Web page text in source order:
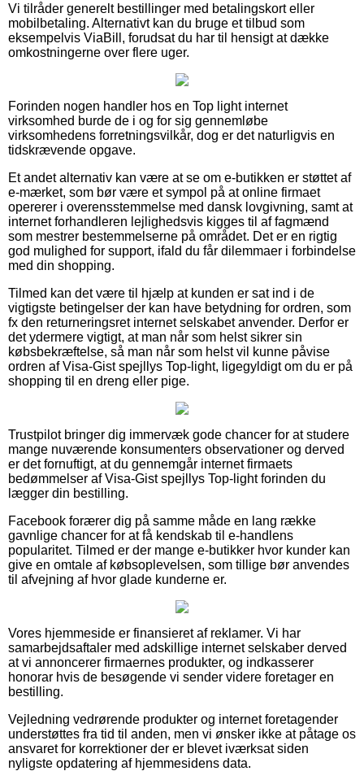
Vi tilråder generelt bestillinger med betalingskort eller
mobilbetaling. Alternativt kan du bruge et tilbud som
eksempelvis ViaBill, forudsat du har til hensigt at dække
omkostningerne over flere uger.
Forinden nogen handler hos en Top light internet
virksomhed burde de i og for sig gennemløbe
virksomhedens forretningsvilkår, dog er det naturligvis en
tidskrævende opgave.
Et andet alternativ kan være at se om e-butikken er støttet af
e-mærket, som bør være et sympol på at online firmaet
opererer i overensstemmelse med dansk lovgivning, samt at
internet forhandleren lejlighedsvis kigges til af fagmænd
som mestrer bestemmelserne på området. Det er en rigtig
god mulighed for support, ifald du får dilemmaer i forbindelse
med din shopping.
Tilmed kan det være til hjælp at kunden er sat ind i de
vigtigste betingelser der kan have betydning for ordren, som
fx den returneringsret internet selskabet anvender. Derfor er
det ydermere vigtigt, at man når som helst sikrer sin
købsbekræftelse, så man når som helst vil kunne påvise
ordren af Visa-Gist spejllys Top-light, ligegyldigt om du er på
shopping til en dreng eller pige.
Trustpilot bringer dig immervæk gode chancer for at studere
mange nuværende konsumenters observationer og derved
er det fornuftigt, at du gennemgår internet firmaets
bedømmelser af Visa-Gist spejllys Top-light forinden du
lægger din bestilling.
Facebook forærer dig på samme måde en lang række
gavnlige chancer for at få kendskab til e-handlens
popularitet. Tilmed er der mange e-butikker hvor kunder kan
give en omtale af købsoplevelsen, som tillige bør anvendes
til afvejning af hvor glade kunderne er.
Vores hjemmeside er finansieret af reklamer. Vi har
samarbejdsaftaler med adskillige internet selskaber derved
at vi annoncerer firmaernes produkter, og indkasserer
honorar hvis de besøgende vi sender videre foretager en
bestilling.
Vejledning vedrørende produkter og internet foretagender
understøttes fra tid til anden, men vi ønsker ikke at påtage os
ansvaret for korrektioner der er blevet iværksat siden
nyligste opdatering af hjemmesidens data.